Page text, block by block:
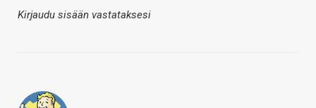
Kirjaudu sisään vastataksesi